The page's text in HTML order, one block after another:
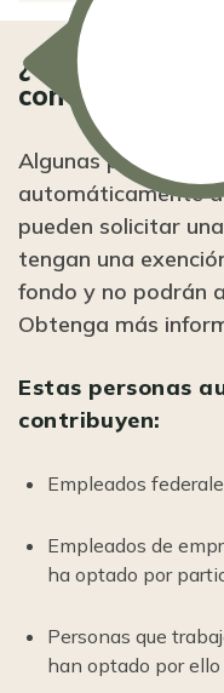
¿Quién está
contribuciones
Algunas personas
automáticamente
pueden solicitar
tengan una
fondo y no podrán
Obtenga más
Estas personas
contribuyen:
Empleados
Empleados de
ha optado por
Personas que
han optado por ello